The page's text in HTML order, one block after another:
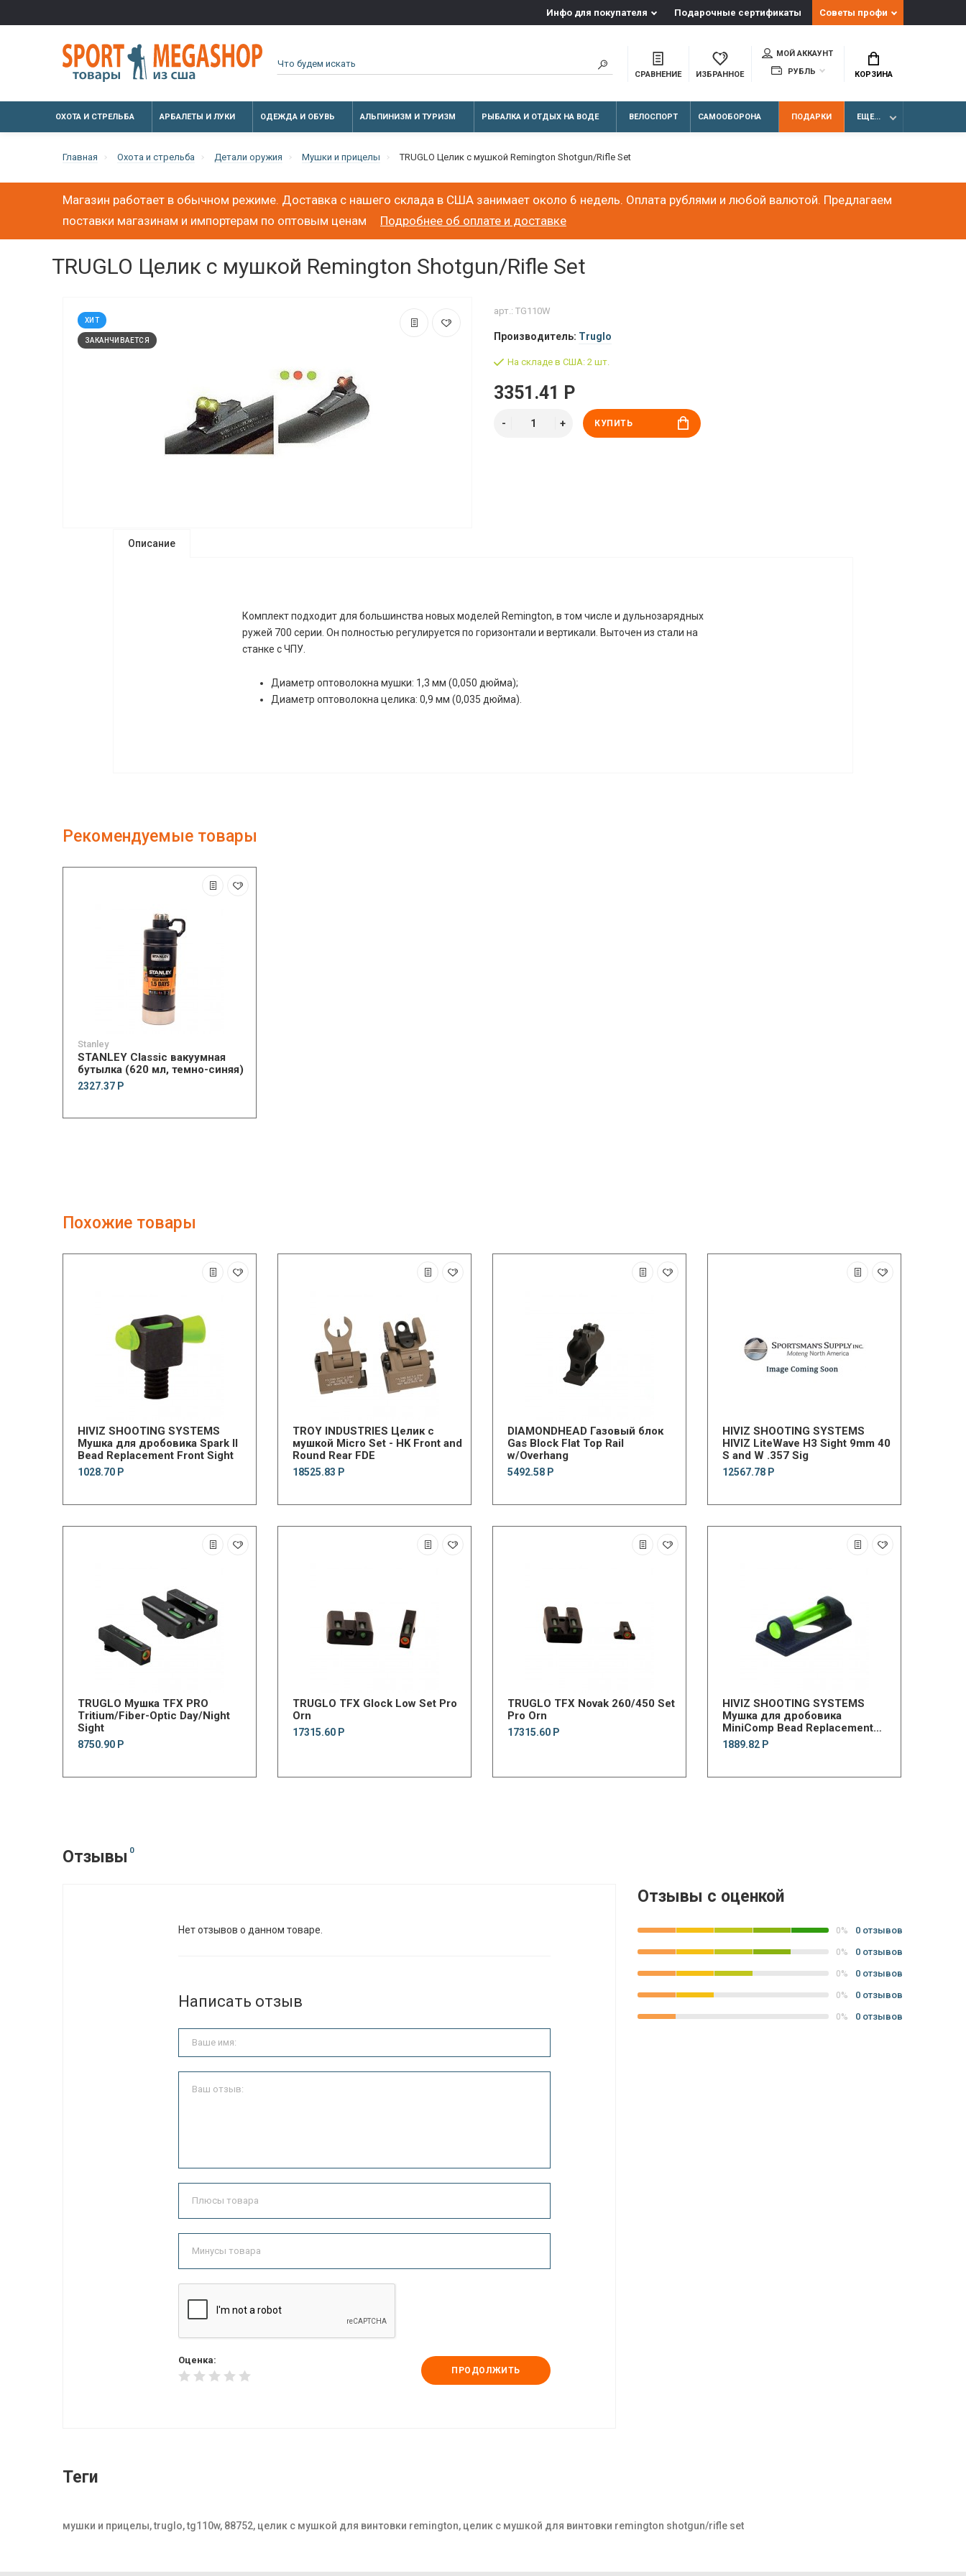
Инфо для покупателя Подарочные сертификаты Советы профи
СРАВНЕНИЕ ИЗБРАННОЕ
МОЙ АККАУНТ
РУБЛЬ
КОРЗИНА
ОХОТА И СТРЕЛЬБА АРБАЛЕТЫ И ЛУКИ ОДЕЖДА И ОБУВЬ АЛЬПИНИЗМ И ТУРИЗМ РЫБАЛКА И ОТДЫХ НА ВОДЕ ВЕЛОСПОРТ САМООБОРОНА ПОДАРКИ ЕЩЕ...
Главная Охота и стрельба Детали оружия Мушки и прицелы TRUGLO Целик с мушкой Remington Shotgun/Rifle Set
Магазин работает в обычном режиме. Доставка с нашего склада в США занимает около 6 недель. Оплата рублями и любой валютой. Предлагаем
поставки магазинам и импортерам по оптовым ценам
Подробнее об оплате и доставке
TRUGLO Целик с мушкой Remington Shotgun/Rifle Set
ХИТ
ЗАКАНЧИВАЕТСЯ
арт.: TG110W
Производитель: Truglo
На складе в США: 2 шт.
3351.41 Р
КУПИТЬ
Описание
Комплект подходит для большинства новых моделей Remington, в том числе и дульнозарядных
ружей 700 серии. Он полностью регулируется по горизонтали и вертикали. Выточен из стали на
станке с ЧПУ.
Диаметр оптоволокна мушки: 1,3 мм (0,050 дюйма);
Диаметр оптоволокна целика: 0,9 мм (0,035 дюйма).
Рекомендуемые товары
Stanley
STANLEY Classic вакуумная
бутылка (620 мл, темно-синяя)
2327.37 Р
Похожие товары
HIVIZ SHOOTING SYSTEMS
Мушка для дробовика Spark II
Bead Replacement Front Sight
1028.70 Р
TROY INDUSTRIES Целик с
мушкой Micro Set - HK Front and
Round Rear FDE
18525.83 Р
DIAMONDHEAD Газовый блок
Gas Block Flat Top Rail
w/Overhang
5492.58 Р
HIVIZ SHOOTING SYSTEMS
HIVIZ LiteWave H3 Sight 9mm 40
S and W .357 Sig
12567.78 Р
TRUGLO Мушка TFX PRO
Tritium/Fiber-Optic Day/Night
Sight
8750.90 Р
TRUGLO TFX Glock Low Set Pro
Orn
17315.60 Р
TRUGLO TFX Novak 260/450 Set
Pro Orn
17315.60 Р
HIVIZ SHOOTING SYSTEMS
Мушка для дробовика
MiniComp Bead Replacement
Front Sight
1889.82 Р
Отзывы 0
Нет отзывов о данном товаре.
Написать отзыв
Оценка:
ПРОДОЛЖИТЬ
Отзывы с оценкой
0% 0 отзывов
0% 0 отзывов
0% 0 отзывов
0% 0 отзывов
0% 0 отзывов
Теги
мушки и прицелы, truglo, tg110w, 88752, целик с мушкой для винтовки remington, целик с мушкой для винтовки remington shotgun/rifle set